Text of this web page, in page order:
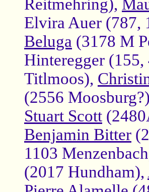
Reitmehring),
Elvira Auer (787,
Beluga (3178 M
Hinteregger
Titlmoos),
(2556
Stuart Scott
Benjamin Bitter
1103
(2017 Hundham),